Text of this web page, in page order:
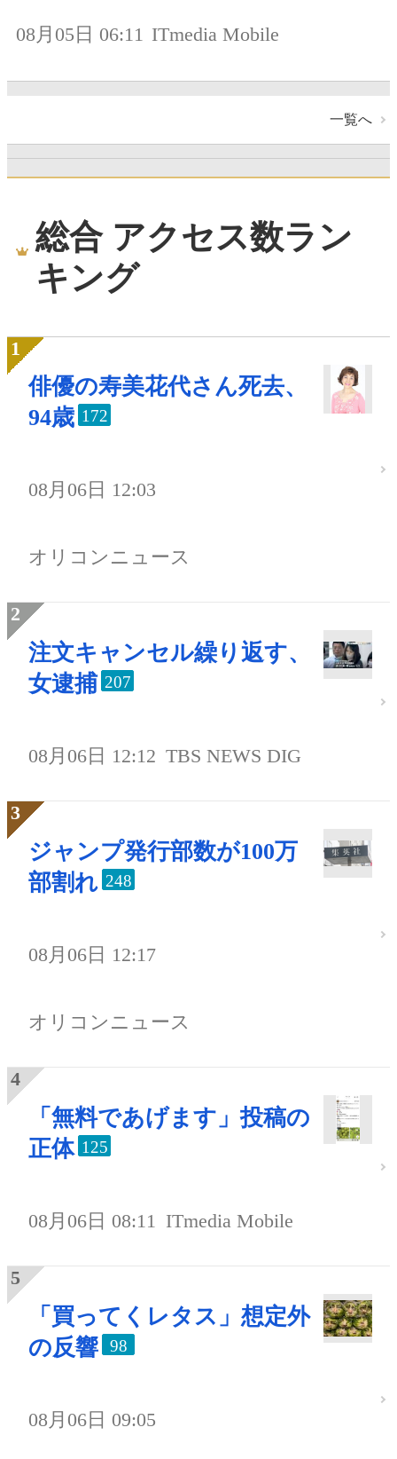
08月05日 06:11 ITmedia Mobile
一覧へ
総合 アクセス数ラン
キング
俳優の寿美花代さん死去、
94歳 172
08月06日 12:03
オリコンニュース
注文キャンセル繰り返す、
女逮捕 207
08月06日 12:12 TBS NEWS DIG
ジャンプ発行部数が100万
部割れ 248
08月06日 12:17
オリコンニュース
「無料であげます」投稿の
正体 125
08月06日 08:11 ITmedia Mobile
「買ってくレタス」想定外
の反響
98
08月06日 09:05